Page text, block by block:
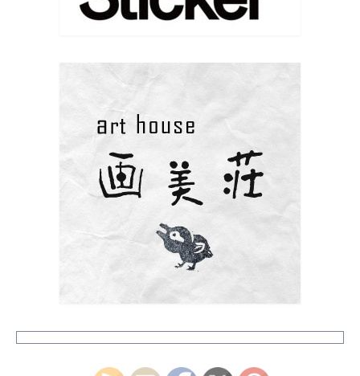
新年あけましておめでとうございます
www.instagram.com/p/DS9qRUQifIx/?
Eiko Yamaji Art works
はじめての版画教室、体験会参加者募集中です
興味はあっても中々体験することのない版画の世界。
ポストカードサイズの作品が作れる小さな 簡易プ
レス機を使って、紙版画、銅版画など、 様々な版画の
した簡易なものからはじめて、 紙版画、ドライポイン
を学び、 最終的に一つの小さな作品を制作します。